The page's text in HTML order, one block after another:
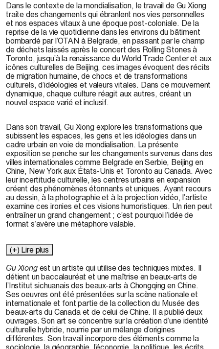
Dans le contexte de la mondialisation, le travail de Gu Xiong
traite des changements qui ébranlent nos vies personnelles
et nos espaces vitaux à une époque post-coloniale. De la
reprise de la vie quotidienne dans les environs du bâtiment
bombardé par l’OTAN à Belgrade, en passant par le champ
de déchets laissés après le concert des Rolling Stones à
Toronto, jusqu’à la renaissance du World Trade Center et aux
icônes culturelles de Beijing, ces images évoquent des récits
de migration humaine, de chocs et de transformations
culturels, d’idéologies et valeurs vitales. Dans ce mouvement
dynamique, chaque culture réagit aux autres, créant un
nouvel espace varié et inclusif.
Dans son travail, Gu Xiong explore les transformations que
subissent les espaces, les gens et les idéologies dans un
cadre urbain en voie de mondialisation. La présente
exposition se penche sur les changements survenus dans des
villes internationales comme Belgrade en Serbie, Beijing en
Chine, New York aux États-Unis et Toronto au Canada. Avec
leur incertitude culturelle, les centres urbains en expansion
créent des phénomènes étonnants et uniques. Ayant recours
au dessin, à la photographie et à la projection vidéo, l’artiste
examine ces ironies et ces visions humoristiques. Un rien peut
entraîner un grand changement ; c’est pourquoi l’idée de
format s’avère une métaphore valable.
(+) Lire plus
Gu Xiong est un artiste qui utilise des techniques mixtes. Il
détient un baccalauréat et une maîtrise en beaux-arts de
l’Institut sichuanais des beaux-arts à Chongqing en Chine.
Ses oeuvres ont été présentées sur la scène nationale et
internationale et font partie de la collection du Musée des
beaux-arts du Canada et de celui de Chine. Il a publié deux
ouvrages. Son art se concentre sur la création d’une identité
culturelle hybride, nourrie par un mélange d’origines
différentes. Son travail incorpore des éléments comme la
sociologie, la géographie, l’économie, la politique, les écrits